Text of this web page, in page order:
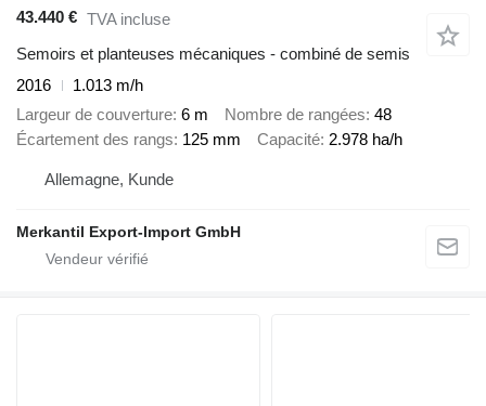
43.440 € TVA incluse
Semoirs et planteuses mécaniques - combiné de semis
2016
1.013 m/h
Largeur de couverture 6 m Nombre de rangées 48
Écartement des rangs 125 mm Capacité 2.978 ha/h
Allemagne, Kunde
Merkantil Export-Import GmbH